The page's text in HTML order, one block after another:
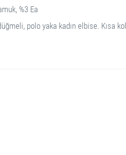
%3 Ea
polo yaka kadın elbise. Kısa